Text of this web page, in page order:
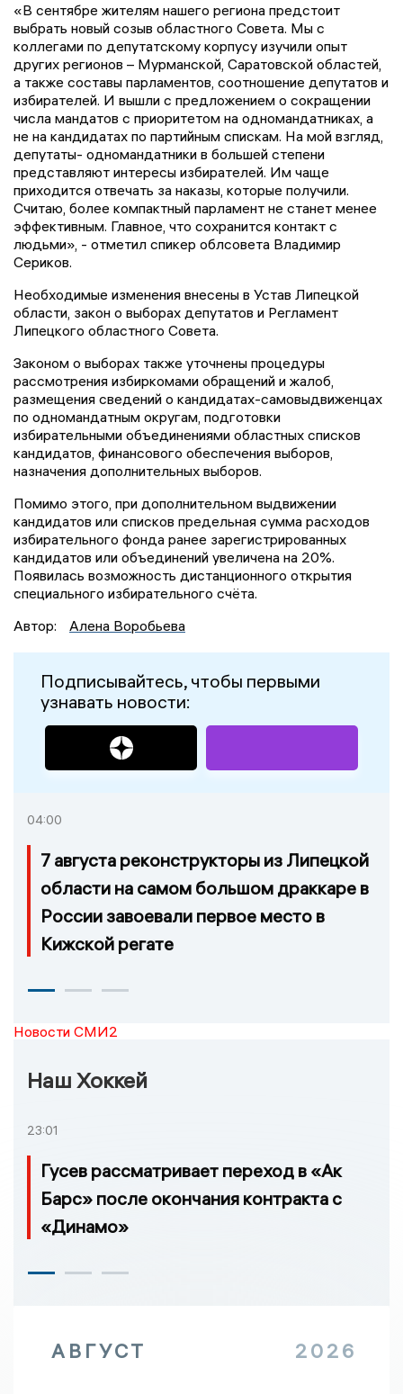
«В сентябре жителям нашего региона предстоит
выбрать новый созыв областного Совета. Мы с
коллегами по депутатскому корпусу изучили опыт
других регионов – Мурманской, Саратовской областей,
а также составы парламентов, соотношение депутатов и
избирателей. И вышли с предложением о сокращении
числа мандатов с приоритетом на одномандатниках, а
не на кандидатах по партийным спискам. На мой взгляд,
депутаты- одномандатники в большей степени
представляют интересы избирателей. Им чаще
приходится отвечать за наказы, которые получили.
Считаю, более компактный парламент не станет менее
эффективным. Главное, что сохранится контакт с
людьми», - отметил спикер облсовета Владимир
Сериков.
Необходимые изменения внесены в Устав Липецкой
области, закон о выборах депутатов и Регламент
Липецкого областного Совета.
Законом о выборах также уточнены процедуры
рассмотрения избиркомами обращений и жалоб,
размещения сведений о кандидатах-самовыдвиженцах
по одномандатным округам, подготовки
избирательными объединениями областных списков
кандидатов, финансового обеспечения выборов,
назначения дополнительных выборов.
Помимо этого, при дополнительном выдвижении
кандидатов или списков предельная сумма расходов
избирательного фонда ранее зарегистрированных
кандидатов или объединений увеличена на 20%.
Появилась возможность дистанционного открытия
специального избирательного счёта.
Автор:
Алена Воробьева
Подписывайтесь, чтобы первыми
узнавать новости:
04:00
7 августа реконструкторы из Липецкой
области на самом большом драккаре в
России завоевали первое место в
Кижской регате
Новости СМИ2
Наш Хоккей
23:01
Гусев рассматривает переход в «Ак
Барс» после окончания контракта с
«Динамо»
АВГУСТ 2026